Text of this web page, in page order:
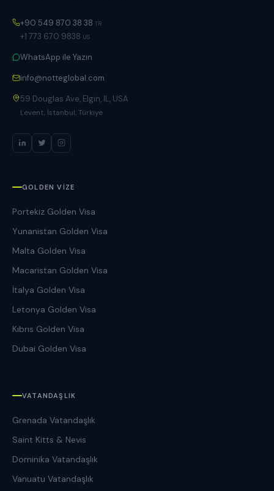
+90 549 870 38 38 TR
+1 773 670 9838 US
WhatsApp ile Yazın
info@notteglobal.com
59 Douglas Ave, Elgin, IL, USA
Levent, İstanbul, Türkiye
GOLDEN VIZE
Portekiz Golden Visa
Yunanistan Golden Visa
Malta Golden Visa
Macaristan Golden Visa
İtalya Golden Visa
Letonya Golden Visa
Kıbrıs Golden Visa
Dubai Golden Visa
VATANDAŞLIK
Grenada Vatandaşlık
Saint Kitts & Nevis
Dominika Vatandaşlık
Vanuatu Vatandaşlık